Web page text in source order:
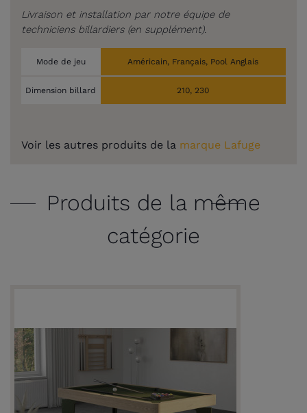
Livraison et installation par notre équipe de
techniciens billardiers (en supplément).
Mode de jeu Américain, Français, Pool Anglais
Dimension billard 210, 230
Voir les autres produits de la marque Lafuge
Produits de la même
catégorie